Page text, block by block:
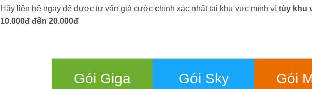
Hãy liên hệ ngay để được tư vấn giá cước chính xác nhất tại khu vực mình vìtùy khu
10.000đ đến 20.000đ
Gói Giga Gói Sky Gói